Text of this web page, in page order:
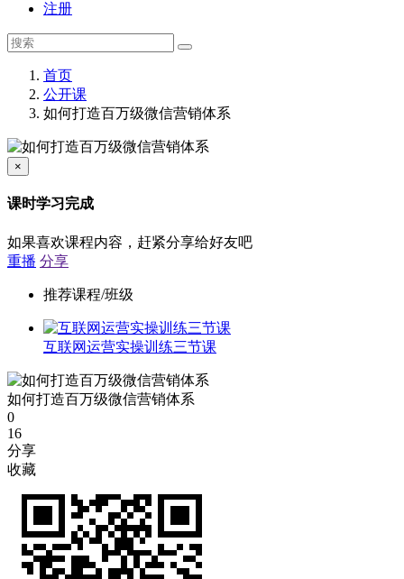
注册
首页
公开课
如何打造百万级微信营销体系
×
课时学习完成
如果喜欢课程内容，赶紧分享给好友吧
重播 分享
推荐课程/班级
互联网运营实操训练三节课
如何打造百万级微信营销体系
0
16
分享
收藏